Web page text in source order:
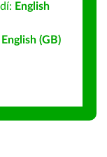
English
English (GB)